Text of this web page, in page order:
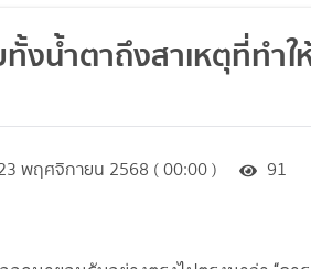
ทั้งน้ำตาถึงสาเหตุที่ทำ
พฤศจิกายน 2568 ( 00:00 ) 91